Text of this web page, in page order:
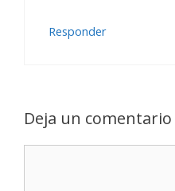
Responder
Deja un comentario